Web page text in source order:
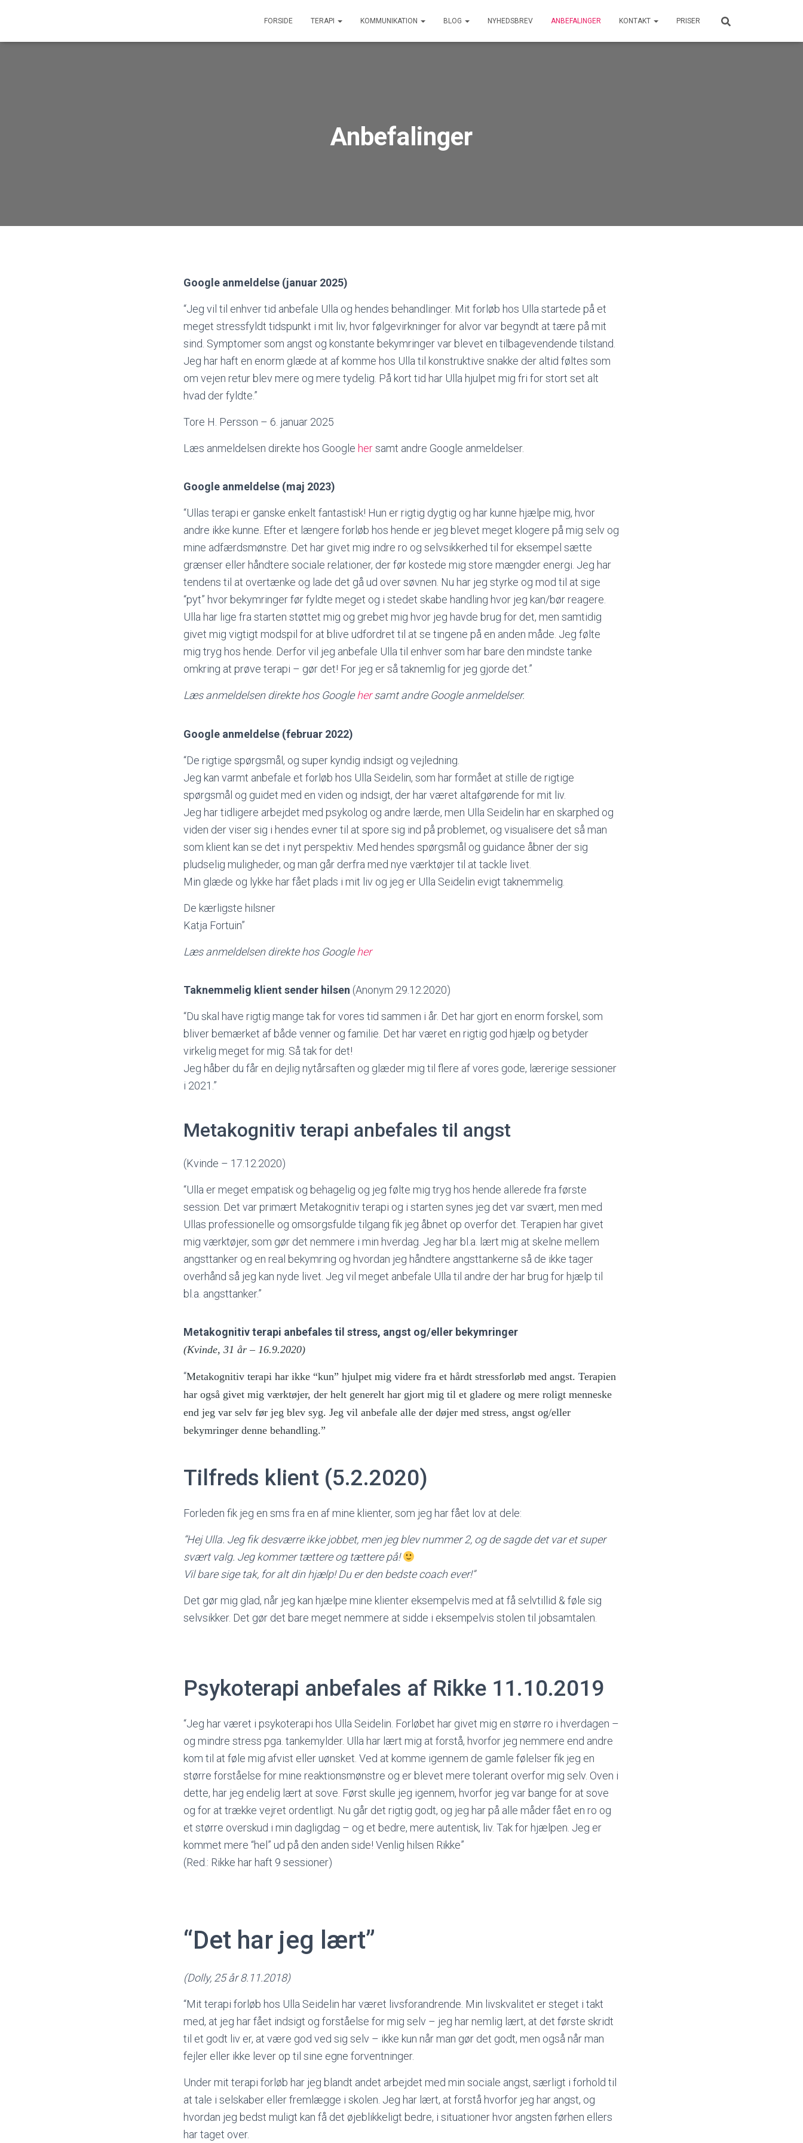
FORSIDE TERAPI KOMMUNIKATION BLOG NYHEDSBREV ANBEFALINGER KONTAKT PRISER
Anbefalinger
Google anmeldelse (januar 2025)
“Jeg vil til enhver tid anbefale Ulla og hendes behandlinger. Mit forløb hos Ulla startede på et
meget stressfyldt tidspunkt i mit liv, hvor følgevirkninger for alvor var begyndt at tære på mit
sind. Symptomer som angst og konstante bekymringer var blevet en tilbagevendende tilstand.
Jeg har haft en enorm glæde at af komme hos Ulla til konstruktive snakke der altid føltes som
om vejen retur blev mere og mere tydelig. På kort tid har Ulla hjulpet mig fri for stort set alt
hvad der fyldte.”
Tore H. Persson – 6. januar 2025
Læs anmeldelsen direkte hos Google hersamt andre Google anmeldelser.
Google anmeldelse (maj 2023)
“Ullas terapi er ganske enkelt fantastisk! Hun er rigtig dygtig og har kunne hjælpe mig, hvor
andre ikke kunne. Efter et længere forløb hos hende er jeg blevet meget klogere på mig selv og
mine adfærdsmønstre. Det har givet mig indre ro og selvsikkerhed til for eksempel sætte
grænser eller håndtere sociale relationer, der før kostede mig store mængder energi. Jeg har
tendens til at overtænke og lade det gå ud over søvnen. Nu har jeg styrke og mod til at sige
“pyt” hvor bekymringer før fyldte meget og i stedet skabe handling hvor jeg kan/bør reagere.
Ulla har lige fra starten støttet mig og grebet mig hvor jeg havde brug for det, men samtidig
givet mig vigtigt modspil for at blive udfordret til at se tingene på en anden måde. Jeg følte
mig tryg hos hende. Derfor vil jeg anbefale Ulla til enhver som har bare den mindste tanke
omkring at prøve terapi – gør det! For jeg er så taknemlig for jeg gjorde det.”
Læs anmeldelsen direkte hos Googlehersamt andre Google anmeldelser.
Google anmeldelse (februar 2022)
“De rigtige spørgsmål, og super kyndig indsigt og vejledning.
Jeg kan varmt anbefale et forløb hos Ulla Seidelin, som har formået at stille de rigtige
spørgsmål og guidet med en viden og indsigt, der har været altafgørende for mit liv.
Jeg har tidligere arbejdet med psykolog og andre lærde, men Ulla Seidelin har en skarphed og
viden der viser sig i hendes evner til at spore sig ind på problemet, og visualisere det så man
som klient kan se det i nyt perspektiv. Med hendes spørgsmål og guidance åbner der sig
pludselig muligheder, og man går derfra med nye værktøjer til at tackle livet.
Min glæde og lykke har fået plads i mit liv og jeg er Ulla Seidelin evigt taknemmelig.
De kærligste hilsner
Katja Fortuin”
Læs anmeldelsen direkte hos Googleher
Taknemmelig klient sender hilsen (Anonym 29.12.2020)
“Du skal have rigtig mange tak for vores tid sammen i år. Det har gjort en enorm forskel, som
bliver bemærket af både venner og familie. Det har været en rigtig god hjælp og betyder
virkelig meget for mig. Så tak for det!
Jeg håber du får en dejlig nytårsaften og glæder mig til flere af vores gode, lærerige sessioner
i 2021.”
Metakognitiv terapi anbefales til angst
(Kvinde – 17.12.2020)
“Ulla er meget empatisk og behagelig og jeg følte mig tryg hos hende allerede fra første
session. Det var primært Metakognitiv terapi og i starten synes jeg det var svært, men med
Ullas professionelle og omsorgsfulde tilgang fik jeg åbnet op overfor det. Terapien har givet
mig værktøjer, som gør det nemmere i min hverdag. Jeg har bl.a. lært mig at skelne mellem
angsttanker og en real bekymring og hvordan jeg håndtere angsttankerne så de ikke tager
overhånd så jeg kan nyde livet. Jeg vil meget anbefale Ulla til andre der har brug for hjælp til
bl.a. angsttanker.”
Metakognitiv terapi anbefales til stress, angst og/eller bekymringer
(Kvinde, 31 år – 16.9.2020)
“Metakognitiv terapi har ikke “kun” hjulpet mig videre fra et hårdt stressforløb med angst. Terapien
har også givet mig værktøjer, der helt generelt har gjort mig til et gladere og mere roligt menneske
end jeg var selv før jeg blev syg. Jeg vil anbefale alle der døjer med stress, angst og/eller
bekymringer denne behandling.”
Tilfreds klient (5.2.2020)
Forleden fik jeg en sms fra en af mine klienter, som jeg har fået lov at dele:
“Hej Ulla. Jeg fik desværre ikke jobbet, men jeg blev nummer 2, og de sagde det var et super
svært valg. Jeg kommer tættere og tættere på!
Vil bare sige tak, for alt din hjælp! Du er den bedste coach ever!”
Det gør mig glad, når jeg kan hjælpe mine klienter eksempelvis med at få selvtillid & føle sig
selvsikker. Det gør det bare meget nemmere at sidde i eksempelvis stolen til jobsamtalen.
Psykoterapi anbefales af Rikke 11.10.2019
“Jeg har været i psykoterapi hos Ulla Seidelin. Forløbet har givet mig en større ro i hverdagen –
og mindre stress pga. tankemylder. Ulla har lært mig at forstå, hvorfor jeg nemmere end andre
kom til at føle mig afvist eller uønsket. Ved at komme igennem de gamle følelser fik jeg en
større forståelse for mine reaktionsmønstre og er blevet mere tolerant overfor mig selv. Oven i
dette, har jeg endelig lært at sove. Først skulle jeg igennem, hvorfor jeg var bange for at sove
og for at trække vejret ordentligt. Nu går det rigtig godt, og jeg har på alle måder fået en ro og
et større overskud i min dagligdag – og et bedre, mere autentisk, liv. Tak for hjælpen. Jeg er
kommet mere “hel” ud på den anden side! Venlig hilsen Rikke”
(Red.: Rikke har haft 9 sessioner)
“Det har jeg lært”
(Dolly, 25 år 8.11.2018)
“Mit terapi forløb hos Ulla Seidelin har været livsforandrende. Min livskvalitet er steget i takt
med, at jeg har fået indsigt og forståelse for mig selv – jeg har nemlig lært, at det første skridt
til et godt liv er, at være god ved sig selv – ikke kun når man gør det godt, men også når man
fejler eller ikke lever op til sine egne forventninger.
Under mit terapi forløb har jeg blandt andet arbejdet med min sociale angst, særligt i forhold til
at tale i selskaber eller fremlægge i skolen. Jeg har lært, at forstå hvorfor jeg har angst, og
hvordan jeg bedst muligt kan få det øjeblikkeligt bedre, i situationer hvor angsten førhen ellers
har taget over.